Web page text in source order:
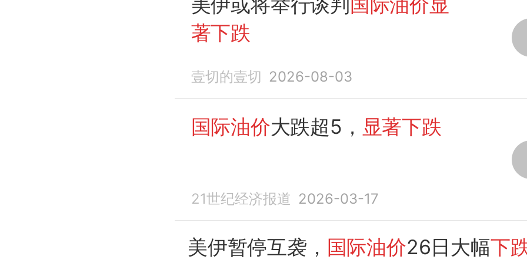
著下跌
壹切的壹切 2026-08-03
国际油价大跌超5， 显著下跌
21世纪经济报道 2026-03-17
美伊暂停互袭， 国际油价26日大幅下